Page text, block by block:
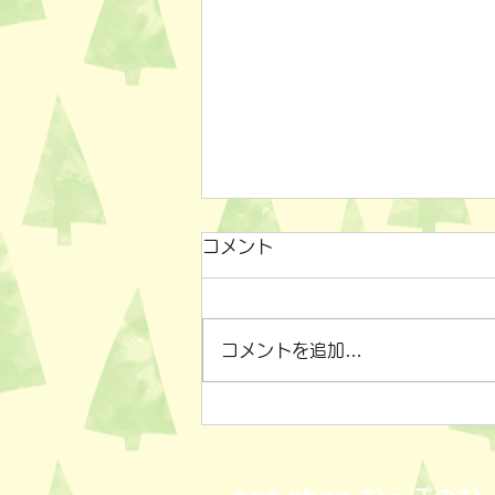
コメント
コメントを追加…